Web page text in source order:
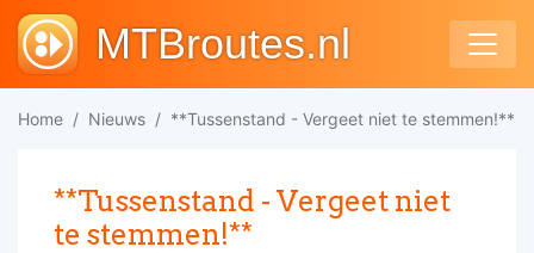
MTBroutes.nl
Home Nieuws **Tussenstand - Vergeet niet te stemmen!**
**Tussenstand - Vergeet niet
te stemmen!**